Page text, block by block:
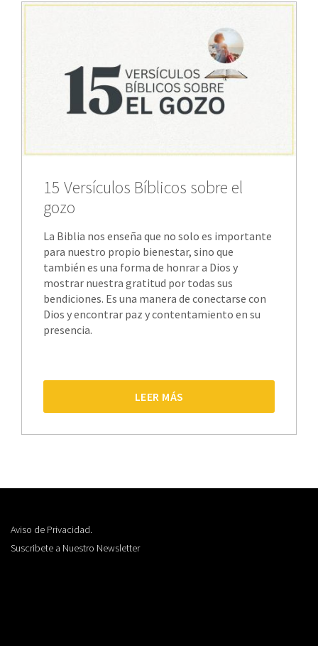
15 Versículos Bíblicos sobre el
gozo
La Biblia nos enseña que no solo es importante
para nuestro propio bienestar, sino que
también es una forma de honrar a Dios y
mostrar nuestra gratitud por todas sus
bendiciones. Es una manera de conectarse con
Dios y encontrar paz y contentamiento en su
presencia.
LEER MÁS
Aviso de Privacidad.
Suscribete a Nuestro Newsletter